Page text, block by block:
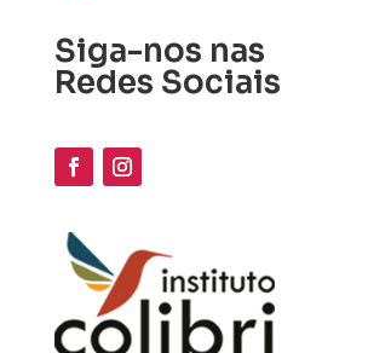
Siga-nos nas
Redes Sociais